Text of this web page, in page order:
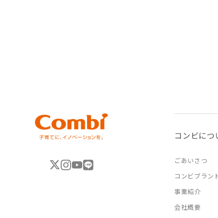
コンビにつ
ごあいさつ
コンビブラン
事業紹介
会社概要